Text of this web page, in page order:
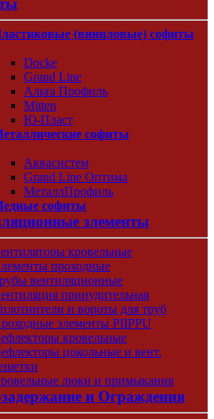
(виниловые) софиты
Docke
Grand Line
Альта Профиль
Mitten
Ю-Пласт
софиты
Аквасистем
Grand Line Оптима
МеталлПрофиль
софиты
элементы
кровельные
проходные
вентиляционные
принудительная
и вороты для труб
элементы PIIPPU
кровельные
цокольные и вент.
люки и примыкания
и Ограждения